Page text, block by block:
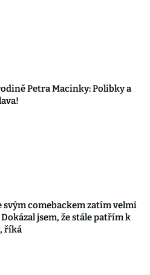
Petra Macinky: Polibky a
svým comebackem zatím velmi
jsem, že stále patřím k
říká